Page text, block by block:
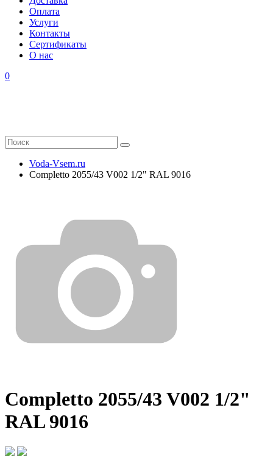
Оплата
Услуги
Контакты
Cертификаты
О нас
0
Voda-Vsem.ru
Completto 2055/43 V002 1/2" RAL 9016
Completto 2055/43 V002 1/2"
RAL 9016